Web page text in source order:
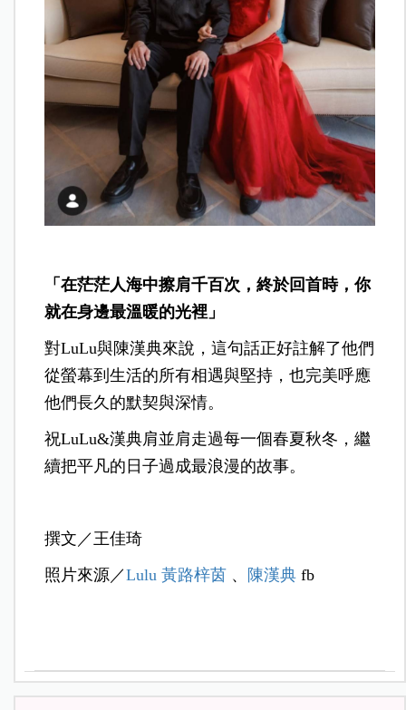
「在茫茫人海中擦肩千百次，終於回首時，你
就在身邊最溫暖的光裡」
對LuLu與陳漢典來說，這句話正好註解了他們
從螢幕到生活的所有相遇與堅持，也完美呼應
他們長久的默契與深情。
祝LuLu&漢典肩並肩走過每一個春夏秋冬，繼
續把平凡的日子過成最浪漫的故事。
撰文／王佳琦
照片來源／Lulu 黃路梓茵 、 陳漢典 fb